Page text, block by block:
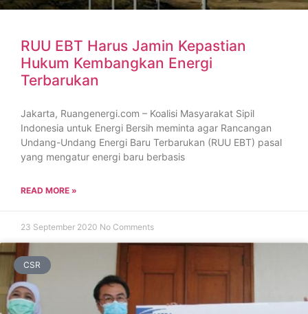
RUU EBT Harus Jamin Kepastian
Hukum Kembangkan Energi
Terbarukan
Jakarta, Ruangenergi.com – Koalisi Masyarakat Sipil
Indonesia untuk Energi Bersih meminta agar Rancangan
Undang-Undang Energi Baru Terbarukan (RUU EBT) pasal
yang mengatur energi baru berbasis
READ MORE »
23 September 2020 No Comments
CSR